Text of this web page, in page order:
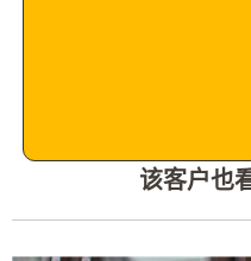
该客户也